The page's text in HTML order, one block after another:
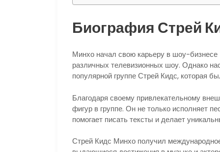
Биография Стрей
Минхо начал свою карьеру в шоу-бизнесе
различных телевизионных шоу. Однако
популярной группе Стрей Кидс, которая
Благодаря своему привлекательному
фигур в группе. Он не только исполняет
помогает писать тексты и делает
Стрей Кидс Минхо получил